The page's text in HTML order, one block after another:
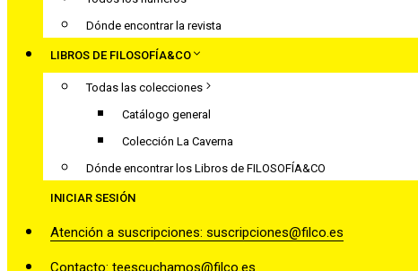
Dónde encontrar la revista
LIBROS DE FILOSOFÍA&CO
Todas las colecciones
Catálogo general
Colección La Caverna
Dónde encontrar los Libros de FILOSOFÍA&CO
INICIAR SESIÓN
Atención a suscripciones: suscripciones@filco.es
Contacto: teescuchamos@filco.es